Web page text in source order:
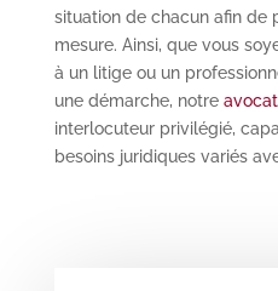
situation de chacun afin de
mesure. Ainsi, que vous
à un litige ou un
une démarche, notre
interlocuteur privilégié,
besoins juridiques variés